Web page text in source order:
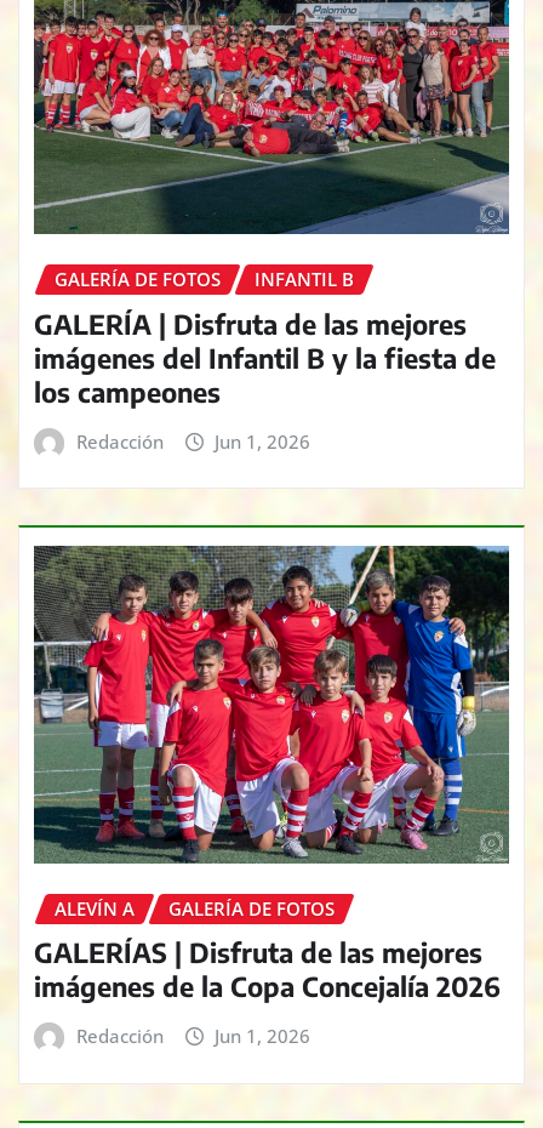
GALERÍA DE FOTOS INFANTIL B
GALERÍA | Disfruta de las mejores
imágenes del Infantil B y la fiesta de
los campeones
Redacción Jun 1, 2026
ALEVÍN A GALERÍA DE FOTOS
GALERÍAS | Disfruta de las mejores
imágenes de la Copa Concejalía 2026
Redacción Jun 1, 2026